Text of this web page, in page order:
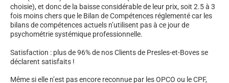
choisie), et donc de la baisse considérable de leur prix, soit 2.5 à 3
fois moins chers que le Bilan de Compétences réglementé car les
bilans de compétences actuels n’utilisent pas à ce jour de
psychométrie systémique professionnelle.
Satisfaction : plus de 96% de nos Clients de Presles-et-Boves se
déclarent satisfaits !
Même si elle n’est pas encore reconnue par les OPCO ou le CPF,